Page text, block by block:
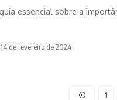
essencial sobre a
14 de fevereiro de 2024
1